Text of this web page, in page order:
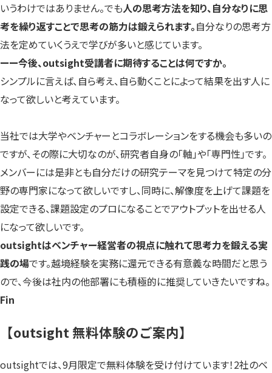
いうわけではありません。でも人の思考方法を知り、自分なりに思
考を繰り返すことで思考の筋力は鍛えられます。自分なりの思考方
法を定めていくうえで学びが多いと感じています。
ーー今後、outsight受講者に期待することは何ですか。
シンプルに言えば、自ら考え、自ら動くことによって結果を出す人に
なって欲しいと考えています。
当社では大学やベンチャーとコラボレーションをする機会も多いの
ですが、その際に大切なのが、研究者自身の「軸」や「専門性」です。
メンバーには是非とも自分だけの研究テーマを見つけて特定の分
野の専門家になって欲しいですし、同時に、解像度を上げて課題を
設定できる、課題設定のプロになることでアウトプットを出せる人
になって欲しいです。
outsightはベンチャー経営者の視点に触れて思考力を鍛える実
践の場です。越境経験を実務に還元できる有意義な時間だと思う
ので、今後は社内の他部署にも積極的に推奨していきたいですね。
Fin
【outsight 無料体験のご案内】
outsightでは、9月限定で無料体験を受け付けています！2社のベ